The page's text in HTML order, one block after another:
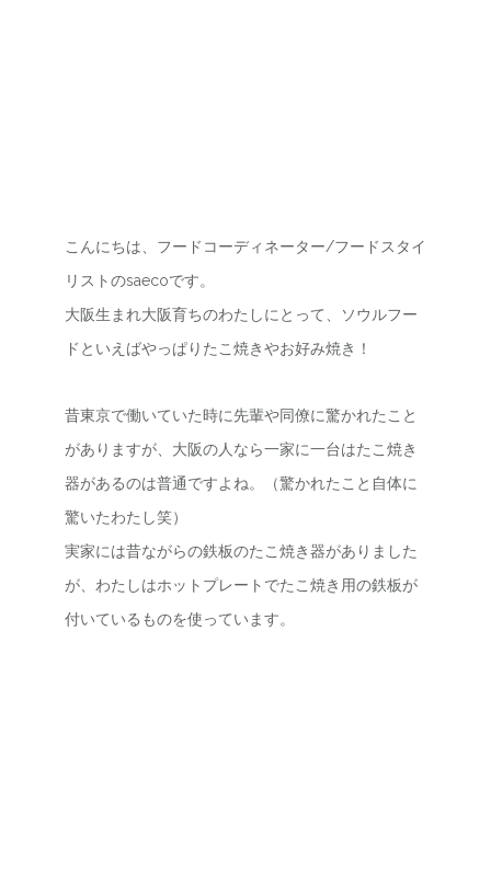
こんにちは、フードコーディネーター/フードスタイ
リストのsaecoです。
大阪生まれ大阪育ちのわたしにとって、ソウルフー
ドといえばやっぱりたこ焼きやお好み焼き！
昔東京で働いていた時に先輩や同僚に驚かれたこと
がありますが、大阪の人なら一家に一台はたこ焼き
器があるのは普通ですよね。（驚かれたこと自体に
驚いたわたし笑）
実家には昔ながらの鉄板のたこ焼き器がありました
が、わたしはホットプレートでたこ焼き用の鉄板が
付いているものを使っています。